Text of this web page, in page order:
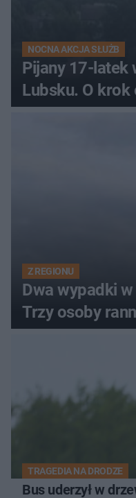
NOCNA AKCJA SŁUŻB
Pijany 17-latek
Lubsku. O
Z REGIONU
Dwa wypadki
Trzy osoby
TRAGEDIA NA DRODZE
Bus uderzył w